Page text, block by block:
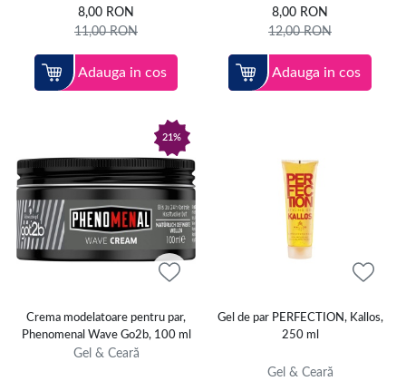
8,00 RON
11,00RON
Adauga in cos
8,00 RON
12,00RON
Adauga in cos
21%
Crema modelatoare pentru par,
Phenomenal Wave Go2b, 100 ml
Gel & Ceară
Gel de par PERFECTION, Kallos,
250 ml
Gel & Ceară